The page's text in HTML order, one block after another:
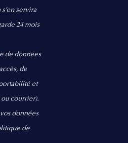
servira
24 mois
de données
de
et
ou courrier).
données
de